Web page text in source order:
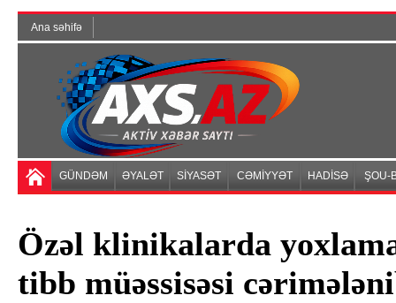
Ana səhifə
GÜNDƏM ƏYALƏT SİYASƏT CƏMİYYƏT HADİSƏ ŞOU-
Özəl klinikalarda
tibb müəssisəsi